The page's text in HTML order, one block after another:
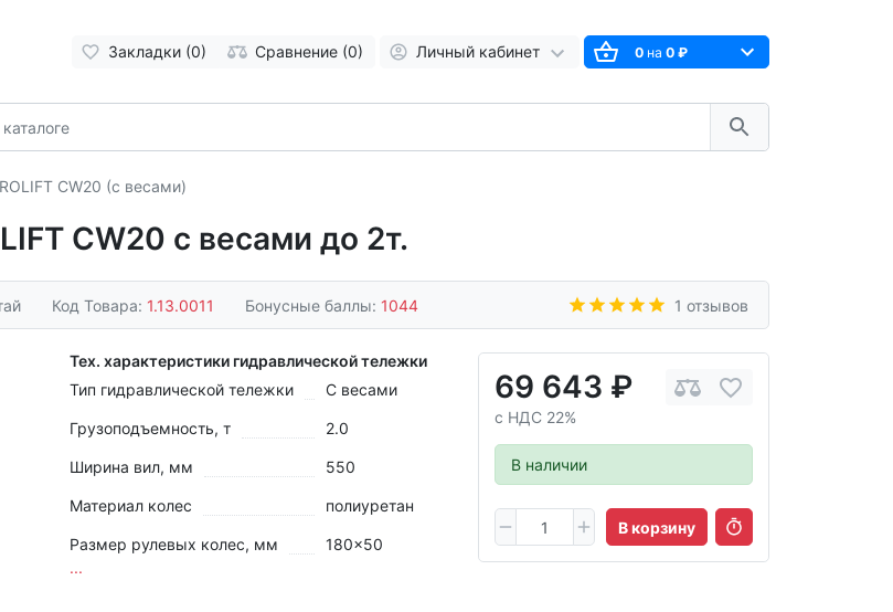
Закладки (0) Сравнение (0) Личный кабинет 0на 0 ₽
CW20 (с весами)
CW20 с весами до 2т.
Код Товара: 1.13.0011 Бонусные баллы: 1044 1 отзывов
69 643 ₽
с НДС 22%
В наличии
В корзину
Тех. характеристики гидравлической тележки
Тип гидравлической тележки
С весами
Грузоподъемность, т 2.0
Ширина вил, мм 550
Материал колес полиуретан
Размер рулевых колес, мм
180x50
...